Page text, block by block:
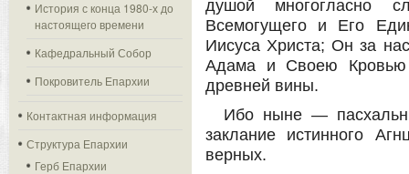
История с конца 1980-х до
настоящего времени
Кафедральный Собор
Покровитель Епархии
Контактная информация
Структура Епархии
Герб Епархии
душой многогласно
Всемогущего и Его
Иисуса Христа; Он за
Адама и Своею Кровью
древней вины.
Ибо ныне —
заклание истинного
верных.